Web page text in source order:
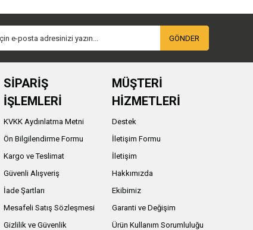
GÖNDER
SİPARİŞ
İŞLEMLERİ
KVKK Aydınlatma Metni
Ön Bilgilendirme Formu
Kargo ve Teslimat
Güvenli Alışveriş
İade Şartları
Mesafeli Satış Sözleşmesi
Gizlilik ve Güvenlik
MÜŞTERİ
HİZMETLERİ
Destek
İletişim Formu
İletişim
Hakkımızda
Ekibimiz
Garanti ve Değişim
Ürün Kullanım Sorumluluğu